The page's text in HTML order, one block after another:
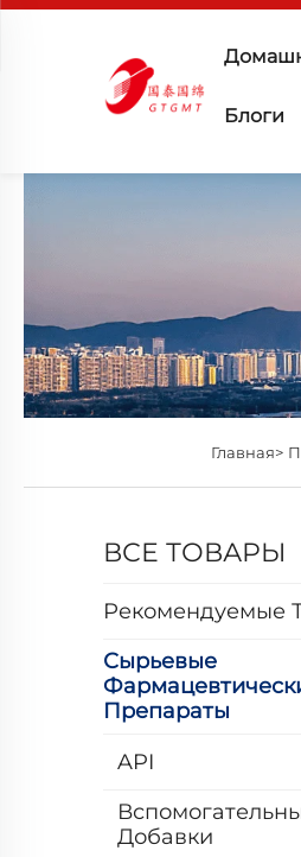
Блоги
Главная>
ВСЕ ТОВАРЫ
Рекомендуемые
Сырьевые
Препараты
API
Добавки